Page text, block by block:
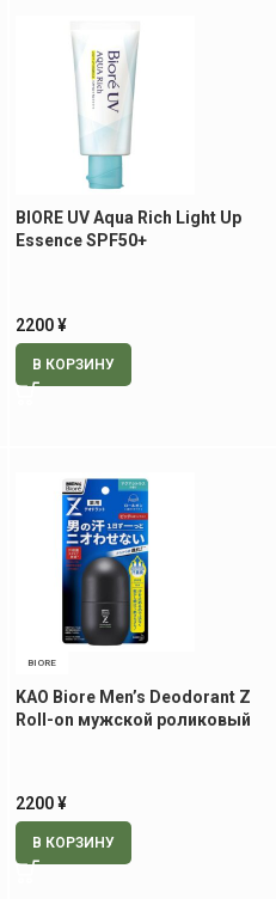
BIORE UV Aqua Rich Light Up
Essence SPF50+
2200¥
В КОРЗИНУ
BIORE
KAO Biore Men’s Deodorant Z
Roll-on мужской роликовый
2200¥
В КОРЗИНУ